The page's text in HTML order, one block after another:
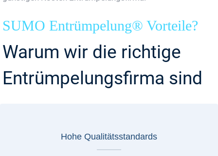
SUMO Entrümpelung® Vorteile?
Warum wir die richtige
Entrümpelungsfirma sind
Hohe Qualitätsstandards